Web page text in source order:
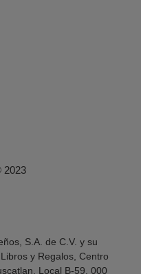
2023
S.A. de C.V. y su
y Regalos, Centro
Local B-59, 000